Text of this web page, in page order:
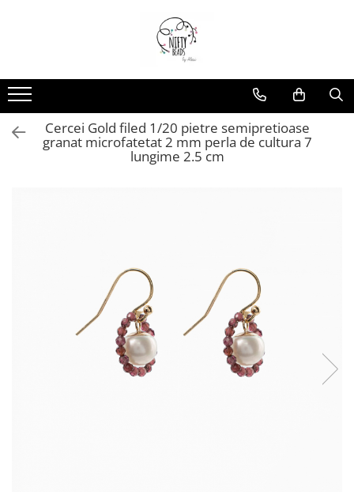
Cercei Gold filed 1/20 pietre semipretioase
granat microfatetat 2 mm perla de cultura 7
lungime 2.5 cm